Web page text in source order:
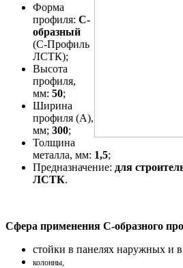
Форма
профиля: С-
образный
(С-Профиль
ЛСТК);
Высота
профиля,
мм: 50;
Ширина
профиля (A),
мм; 300;
Толщина
металла, мм: 1,5;
Предназначение: для
ЛСТК.
Сфера применения С-образного
стойки в панелях наружных и
колонны,